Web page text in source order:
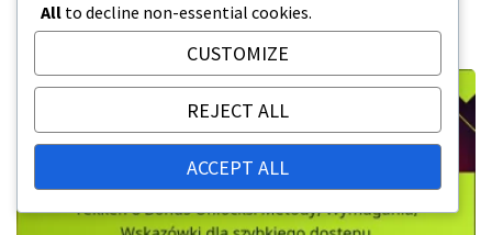
05/03/2026
All to decline non-essential cookies.
CUSTOMIZE
REJECT ALL
ACCEPT ALL